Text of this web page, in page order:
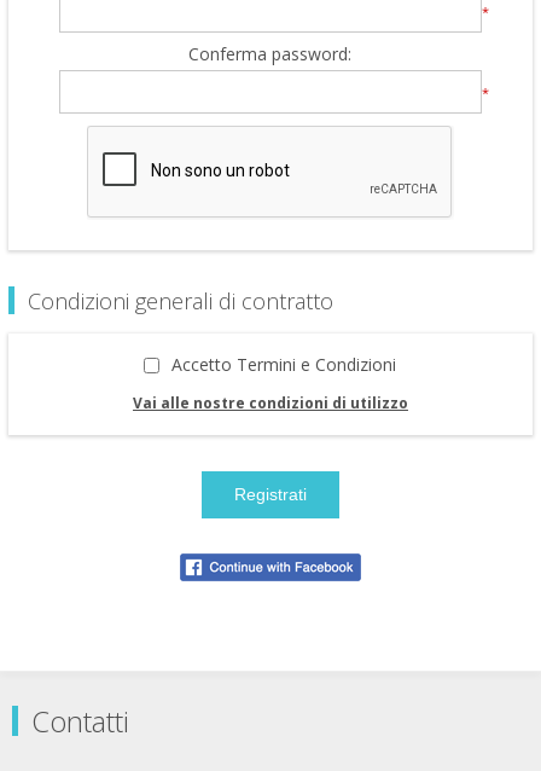
*
Conferma password:
*
Condizioni generali di contratto
Accetto Termini e Condizioni
Vai alle nostre condizioni di utilizzo
Contatti